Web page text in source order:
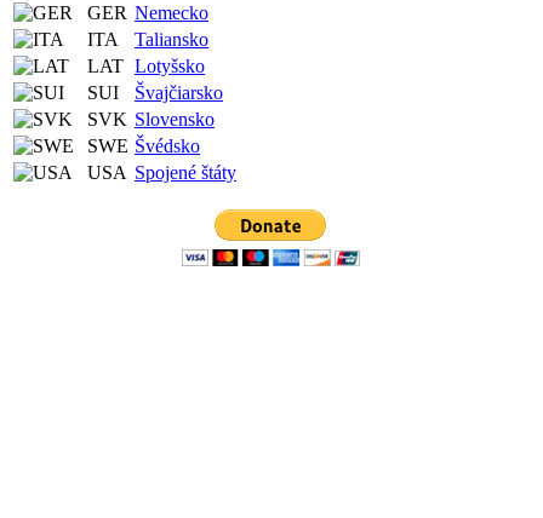
GER Nemecko
ITA
Taliansko
LAT Lotyšsko
SUI
Švajčiarsko
SVK Slovensko
SWE Švédsko
USA Spojené štáty